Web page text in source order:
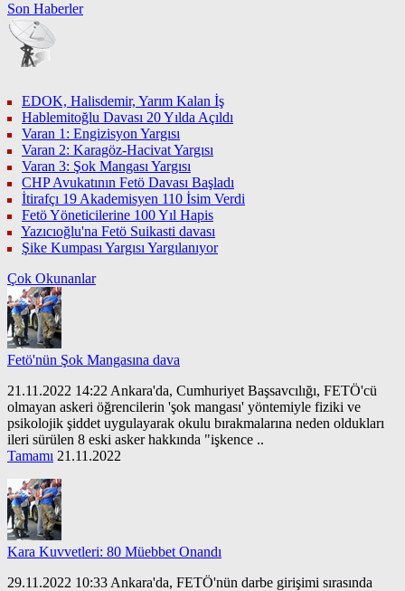
Son Haberler
EDOK, Halisdemir, Yarım Kalan İş
Hablemitoğlu Davası 20 Yılda Açıldı
Varan 1: Engizisyon Yargısı
Varan 2: Karagöz-Hacivat Yargısı
Varan 3: Şok Mangası Yargısı
CHP Avukatının Fetö Davası Başladı
İtirafçı 19 Akademisyen 110 İsim Verdi
Fetö Yöneticilerine 100 Yıl Hapis
Yazıcıoğlu'na Fetö Suikasti davası
Şike Kumpası Yargısı Yargılanıyor
Çok Okunanlar
Fetö'nün Şok Mangasına dava
21.11.2022 14:22 Ankara'da, Cumhuriyet Başsavcılığı, FETÖ'cü
olmayan askeri öğrencilerin 'şok mangası' yöntemiyle fiziki ve
psikolojik şiddet uygulayarak okulu bırakmalarına neden oldukları
ileri sürülen 8 eski asker hakkında "işkence ..
Tamamı 21.11.2022
Kara Kuvvetleri: 80 Müebbet Onandı
29.11.2022 10:33 Ankara'da, FETÖ'nün darbe girişimi sırasında